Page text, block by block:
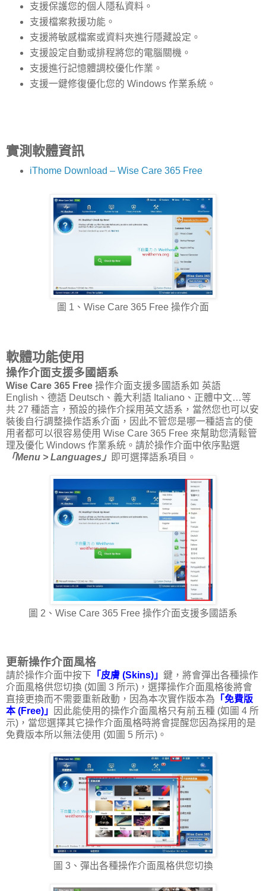
支援保護您的個人隱私資料。
支援檔案救援功能。
支援將敏感檔案或資料夾進行隱藏設定。
支援設定自動或排程將您的電腦關機。
支援進行記憶體調校優化作業。
支援一鍵修復優化您的 Windows 作業系統。
實測軟體資訊
iThome Download – Wise Care 365 Free
圖 1、Wise Care 365 Free 操作介面
軟體功能使用
操作介面支援多國語系
Wise Care 365 Free 操作介面支援多國語系如 英語
English、德語 Deutsch、義大利語 Italiano、正體中文…等
共 27 種語言，預設的操作介採用英文語系，當然您也可以安
裝後自行調整操作語系介面，因此不管您是哪一種語言的使
用者都可以很容易使用 Wise Care 365 Free 來幫助您清鬆管
理及優化 Windows 作業系統。請於操作介面中依序點選
「Menu > Languages」 即可選擇語系項目。
圖 2、Wise Care 365 Free 操作介面支援多國語系
更新操作介面風格
請於操作介面中按下 「皮膚 (Skins)」 鍵，將會彈出各種操作
介面風格供您切換 (如圖 3 所示)，選擇操作介面風格後將會
直接更換而不需要重新啟動，因為本次實作版本為 「免費版
本 (Free)」
因此能使用的操作介面風格只有前五種 (如圖 4 所
示)，當您選擇其它操作介面風格時將會提醒您因為採用的是
免費版本所以無法使用 (如圖 5 所示)。
圖 3、彈出各種操作介面風格供您切換